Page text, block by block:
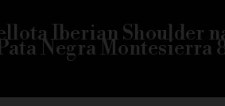
Iberian Shoulder
Negra Montesierra